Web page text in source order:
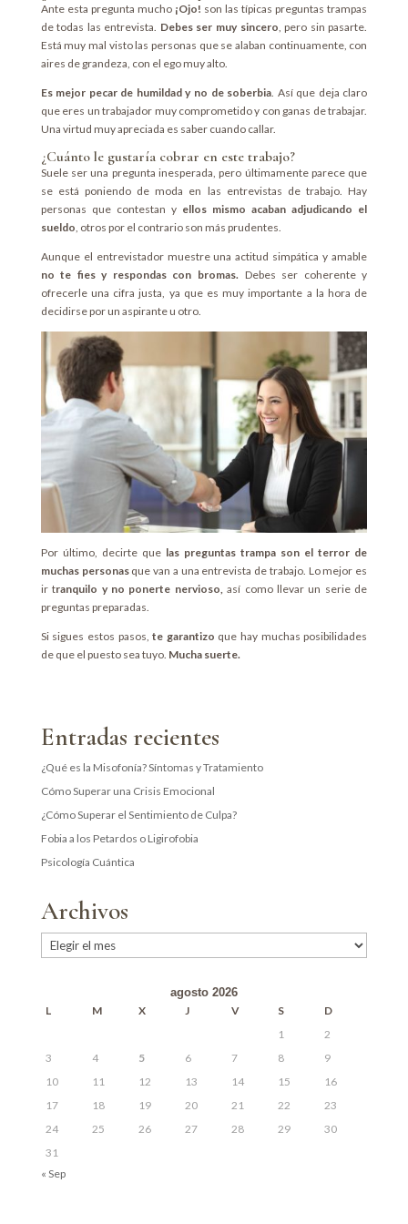
Ante esta pregunta mucho ¡Ojo! son las típicas preguntas trampas
de todas las entrevista. Debes ser muy sincero , pero sin pasarte.
Está muy mal visto las personas que se alaban continuamente, con
aires de grandeza, con el ego muy alto.
Es mejor pecar de humildad y no de soberbia . Así que deja claro
que eres un trabajador muy comprometido y con ganas de trabajar.
Una virtud muy apreciada es saber cuando callar.
¿Cuánto le gustaría cobrar en este trabajo?
Suele ser una pregunta inesperada, pero últimamente parece que
se está poniendo de moda en las entrevistas de trabajo. Hay
personas que contestan y ellos mismo acaban adjudicando el
sueldo , otros por el contrario son más prudentes.
Aunque el entrevistador muestre una actitud simpática y amable
no te fies y respondas con bromas. Debes ser coherente y
ofrecerle una cifra justa, ya que es muy importante a la hora de
decidirse por un aspirante u otro.
Por último, decirte que las preguntas trampa son el terror de
muchas personasque van a una entrevista de trabajo. Lo mejor es
ir tranquilo y no ponerte nervioso,así como llevar un serie de
preguntas preparadas.
Si sigues estos pasos,te garantizo que hay muchas posibilidades
de que el puesto sea tuyo. Mucha suerte.
Entradas recientes
¿Qué es la Misofonía? Síntomas y Tratamiento
Cómo Superar una Crisis Emocional
¿Cómo Superar el Sentimiento de Culpa?
Fobia a los Petardos o Ligirofobia
Psicología Cuántica
Archivos
Archivos
agosto 2026
L
M X J V S
D
1
2
3
4 5 6 7 8
9
10
11 12 13 14 15
16
17
18 19 20 21 22
23
24
25 26 27 28 29
30
31
« Sep